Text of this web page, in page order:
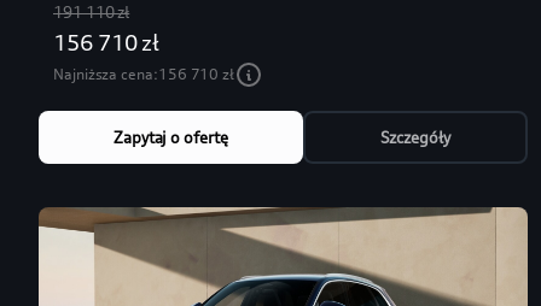
191 110 zł
156 710 zł
Najniższa cena:156 710 zł
Zapytaj o ofertę Szczegóły